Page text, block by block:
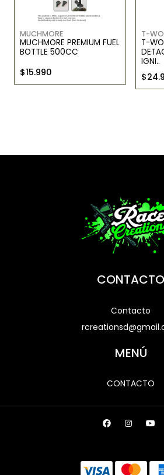
MUCHMORE
MUCHMORE PREMIUM FUEL
BOTTLE 500CC
$15.990
T-
T-
IGNI..
CONTACTO
Contacto
MENÚ
CONTACTO